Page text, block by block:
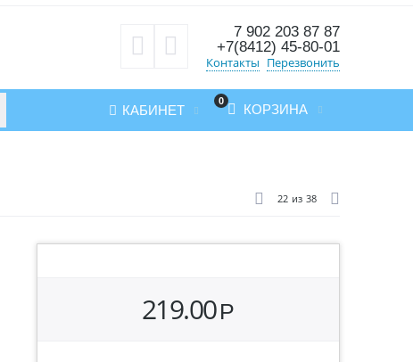
7 902 203 87 87
+7(8412) 45-80-01
Контакты Перезвонить
0
КОРЗИНА
КАБИНЕТ
22 из 38
219.00Р